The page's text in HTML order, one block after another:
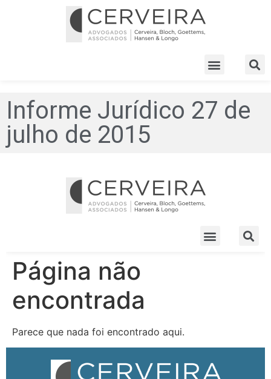
Informe Jurídico 27 de
julho de 2015